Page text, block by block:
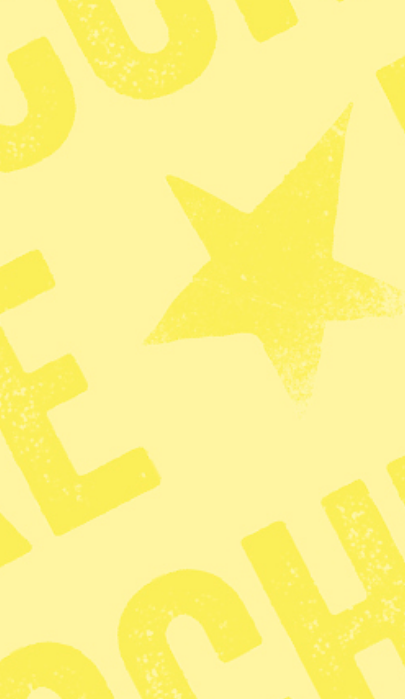
Efter vulkanutbrottet i Demokratiska Republiken Kongo (DRC) har
många människor tvingats lämna sina hem. Under lördagen flydde
tusentals människor till fots samtidigt som strömmarna av lava brände
ner by efter by.
Fler artiklar av skribenten
Vulkanen Nyiragongo i Virungabergen i Demokratiska Republiken Kongo (DRC)
fick ett utbrott den 22 maj. Under helgen flydde tusentals människor för sina liv
medan lavan strömmade fram och brände ner flera byar. Lavan stannade sedan
innan den nådde staden Goma, som många människor flydde till. Många har också
tagit sin tillflykt till grannlandet Rwanda.
Enligt UNHCR, som inlett insatser för att hjälpa de som tvingats fly på grund av
vulkanutbrottet, bar många med sig de ägodelar de kunde, bland annat madrasser
för att ha någonting att sova på.
Enligt de kongolesiska myndigheterna har 32 personer mist livet i incidenter
kopplade till vulkanutbrottet. I det ingår sju personer som dött från lavan och fem
personer som förgiftats av gaserna.
Många barn har också separerats från sina familjer sedan vulkanutbrottet. Röda
korset leder nu insatserna för att återförena föräldrar och barn som kommit ifrån
– Vår personal har hört vittnesmål från familjer som förlorat sina hem, och från
Goma, den stad som många flytt till, ligger i provinsen Norra Kivu. Provinsen är
redan hem för många människor som flytt från väpnade konflikter i närliggande
regioner. Sedan i januari 2021 rör det sig om 200 000 personer. I och med
vulkanutbrottet har många vägar förstörts och det är svårt att leverera nödhjälp till
de behövande.
Zoom
Kritiken: Sverige borde
tydligare fördöma USA:s